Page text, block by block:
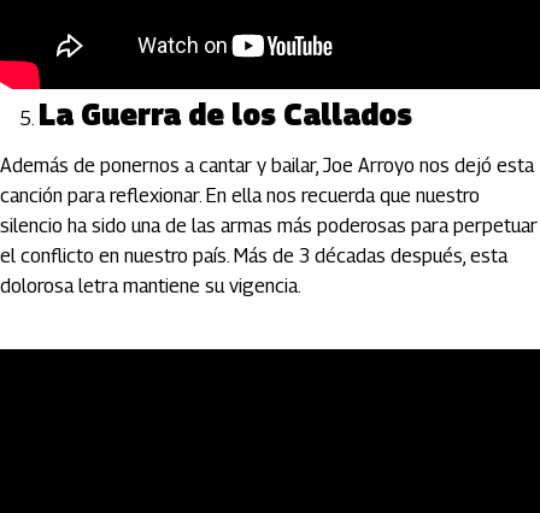
La Guerra de los Callados
Además de ponernos a cantar y bailar, Joe Arroyo nos dejó esta
canción para reflexionar. En ella nos recuerda que nuestro
silencio ha sido una de las armas más poderosas para perpetuar
el conflicto en nuestro país. Más de 3 décadas después, esta
dolorosa letra mantiene su vigencia.